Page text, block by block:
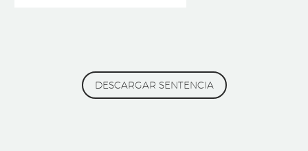
DESCARGAR SENTENCIA